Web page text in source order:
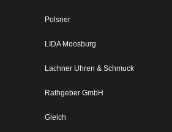
Polsner
LIDA Moosburg
Lachner Uhren & Schmuck
Rathgeber GmbH
Gleich